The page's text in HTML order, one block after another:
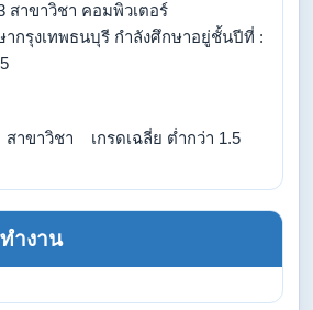
สาขาวิชา คอมพิวเตอร์
ากรุงเทพธนบุรี กำลังศึกษาอยู่ชั้นปีที่ :
าขาวิชา เกรดเฉลี่ย ต่ำกว่า 1.5
ำงาน